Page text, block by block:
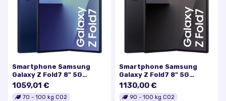
Smartphone Samsung
Galaxy Z Fold7 8" 5G
Double nano SIM 256 Go
Bleu nuit
1059,01 €
70 - 100 kg CO2
Smartphone Samsung
Galaxy Z Fold7 8" 5G
Double nano SIM 512 Go
Noir Absolu
1130,00 €
90 - 100 kg CO2